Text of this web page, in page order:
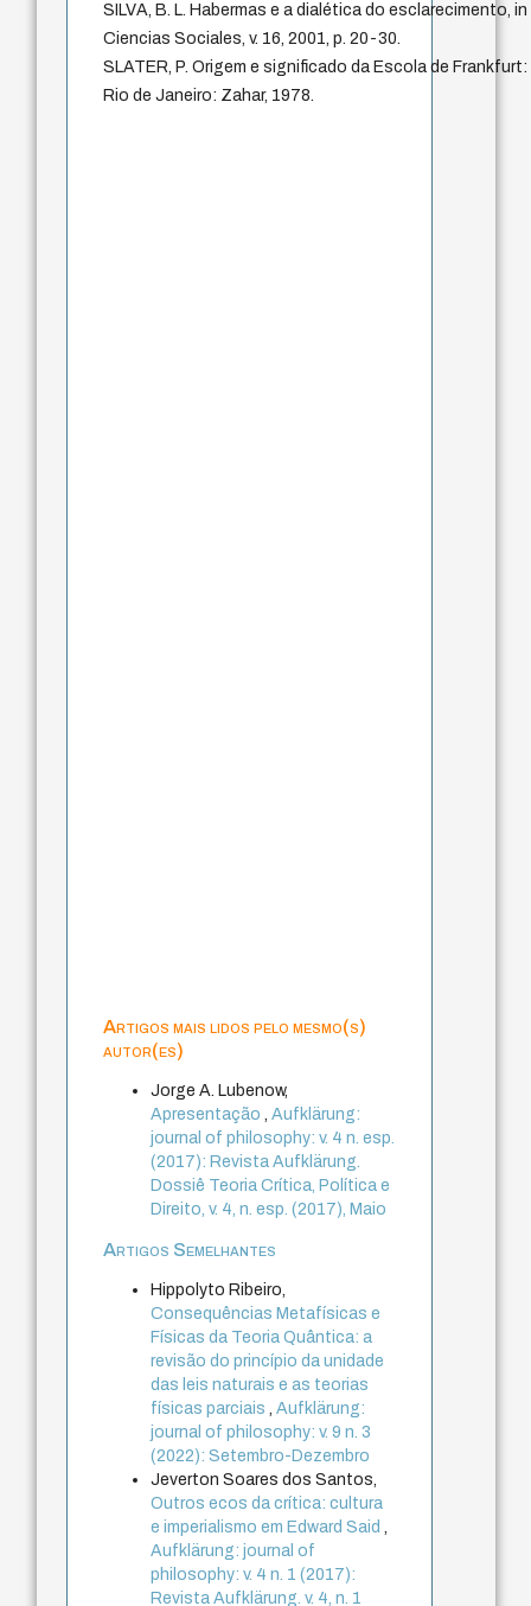
SILVA, B. L. Habermas e a dialética do esclarecimento,
Ciencias Sociales, v. 16, 2001, p. 20-30.
SLATER, P. Origem e significado da Escola de
Rio de Janeiro: Zahar, 1978.
Artigos mais lidos pelo mesmo(s)
autor(es)
Jorge A. Lubenow,
Apresentação,Aufklärung:
journal of philosophy: v. 4 n. esp.
(2017): Revista Aufklärung.
Dossiê Teoria Crítica, Política e
Direito, v. 4, n. esp. (2017), Maio
Artigos Semelhantes
Hippolyto Ribeiro,
Consequências Metafísicas e
Físicas da Teoria Quântica: a
revisão do princípio da unidade
das leis naturais e as teorias
físicas parciais,Aufklärung:
journal of philosophy: v. 9 n. 3
(2022): Setembro-Dezembro
Jeverton Soares dos Santos,
Outros ecos da crítica: cultura
e imperialismo em Edward Said,
Aufklärung: journal of
philosophy: v. 4 n. 1 (2017):
Revista Aufklärung. v. 4, n. 1